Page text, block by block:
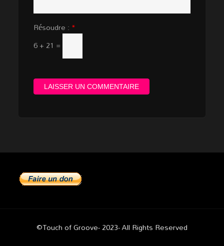
Résoudre : *
6 + 21 =
©Touch of Groove- 2023- All Rights Reserved